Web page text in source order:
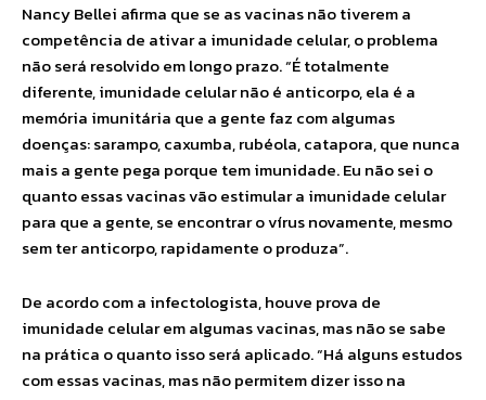
Nancy Bellei afirma que se as vacinas não tiverem a
competência de ativar a imunidade celular, o problema
não será resolvido em longo prazo. “É totalmente
diferente, imunidade celular não é anticorpo, ela é a
memória imunitária que a gente faz com algumas
doenças: sarampo, caxumba, rubéola, catapora, que nunca
mais a gente pega porque tem imunidade. Eu não sei o
quanto essas vacinas vão estimular a imunidade celular
para que a gente, se encontrar o vírus novamente, mesmo
sem ter anticorpo, rapidamente o produza”.
De acordo com a infectologista, houve prova de
imunidade celular em algumas vacinas, mas não se sabe
na prática o quanto isso será aplicado. “Há alguns estudos
com essas vacinas, mas não permitem dizer isso na